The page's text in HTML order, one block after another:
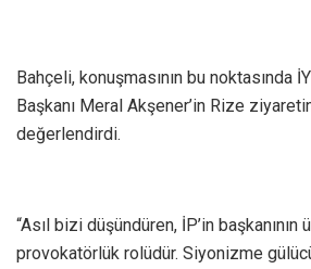
Bahçeli, konuşmasının bu noktasında
Başkanı Meral Akşener’in Rize
değerlendirdi.
“Asıl bizi düşündüren, İP’in
provokatörlük rolüdür. Siyonizme